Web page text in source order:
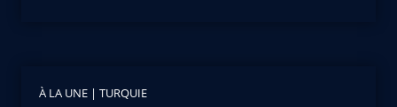
À LA UNE | TURQUIE